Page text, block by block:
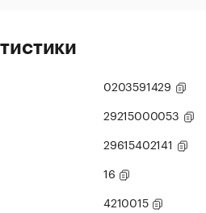
0203591429
29215000053
29615402141
16
4210015